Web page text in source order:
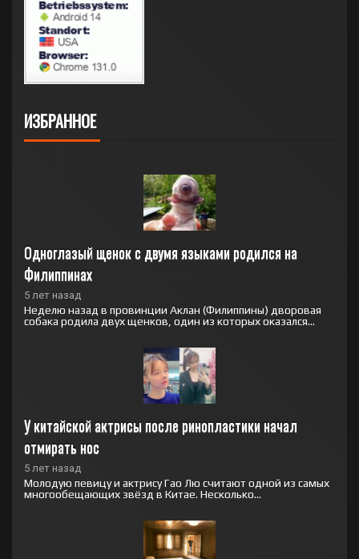
ИЗБРАННОЕ
Одноглазый щенок с двумя языками родился на
Филиппинах
5 лет назад
Неделю назад в провинции Аклан (Филиппины) дворовая
собака родила двух щенков, один из которых оказался...
У китайской актрисы после ринопластики начал
отмирать нос
5 лет назад
Молодую певицу и актрису Гао Лю считают одной из самых
многообещающих звёзд в Китае. Несколько...